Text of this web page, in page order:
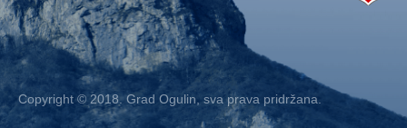
Copyright © 2018. Grad Ogulin, sva prava pridržana.